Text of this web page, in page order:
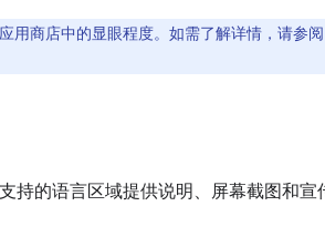
用商店中的显眼程度。如需了解详情，请参
持的语言区域提供说明、屏幕截图和